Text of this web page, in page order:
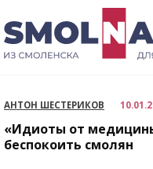
АНТОН ШЕСТЕРИКОВ
«Идиоты от
беспокоить смолян